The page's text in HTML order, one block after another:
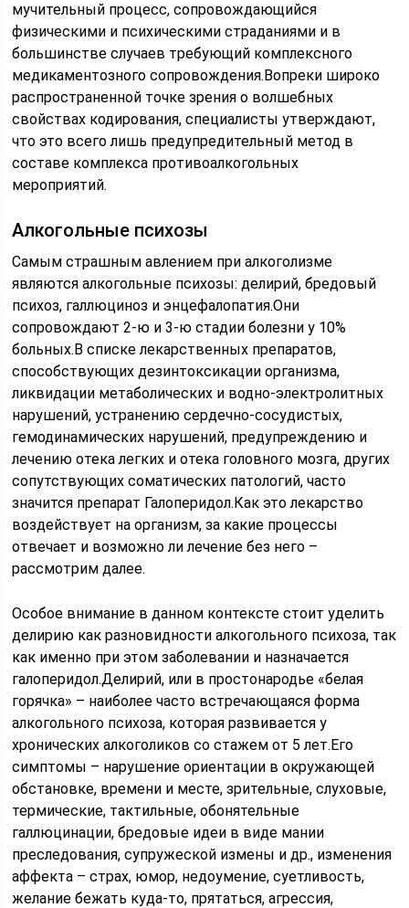
мучительный процесс, сопровождающийся
физическими и психическими страданиями и в
большинстве случаев требующий комплексного
медикаментозного сопровождения.Вопреки широко
распространенной точке зрения о волшебных
свойствах кодирования, специалисты утверждают,
что это всего лишь предупредительный метод в
составе комплекса противоалкогольных
мероприятий.
Алкогольные психозы
Самым страшным авлением при алкоголизме
являются алкогольные психозы: делирий, бредовый
психоз, галлюциноз и энцефалопатия.Они
сопровождают 2-ю и 3-ю стадии болезни у 10%
больных.В списке лекарственных препаратов,
способствующих дезинтоксикации организма,
ликвидации метаболических и водно-электролитных
нарушений, устранению сердечно-сосудистых,
гемодинамических нарушений, предупреждению и
лечению отека легких и отека головного мозга, других
сопутствующих соматических патологий, часто
значится препарат Галоперидол.Как это лекарство
воздействует на организм, за какие процессы
отвечает и возможно ли лечение без него –
рассмотрим далее.
Особое внимание в данном контексте стоит уделить
делирию как разновидности алкогольного психоза, так
как именно при этом заболевании и назначается
галоперидол.Делирий, или в простонародье «белая
горячка» – наиболее часто встречающаяся форма
алкогольного психоза, которая развивается у
хронических алкоголиков со стажем от 5 лет.Его
симптомы – нарушение ориентации в окружающей
обстановке, времени и месте, зрительные, слуховые,
термические, тактильные, обонятельные
галлюцинации, бредовые идеи в виде мании
преследования, супружеской измены и др., изменения
аффекта – страх, юмор, недоумение, суетливость,
желание бежать куда-то, прятаться, агрессия,